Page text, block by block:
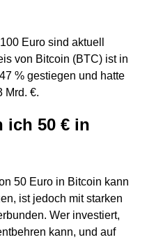
Euro sind aktuell
von Bitcoin (BTC) ist in
% gestiegen und hatte
Mrd. €.
ich 50 € in
50 Euro in Bitcoin kann
ist jedoch mit starken
Wer investiert,
kann, und auf